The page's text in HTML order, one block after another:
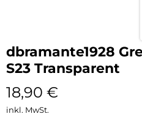
dbramante1928
S23 Transparent
18,90 €
inkl. MwSt.